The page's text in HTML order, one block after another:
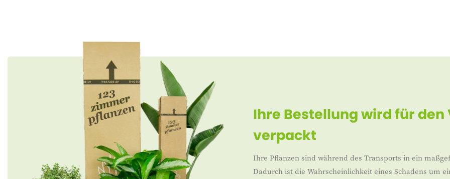
Ihre Bestellung wird für
verpackt
Ihre Pflanzen sind während des Transports in ein
Dadurch ist die Wahrscheinlichkeit eines Schadens um